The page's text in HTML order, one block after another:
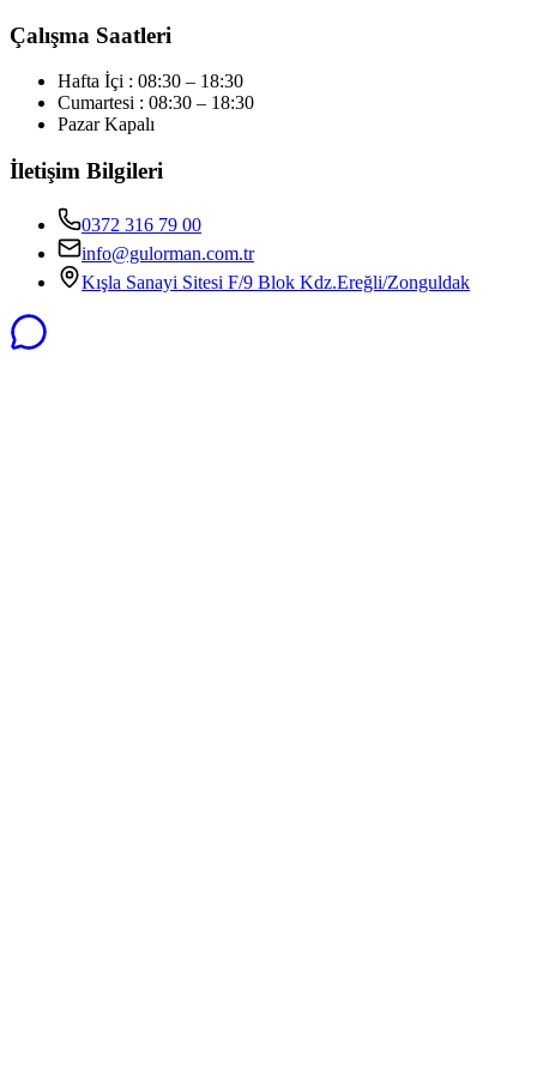
Çalışma Saatleri
Hafta İçi : 08:30 – 18:30
Cumartesi : 08:30 – 18:30
Pazar Kapalı
İletişim Bilgileri
0372 316 79 00
info@gulorman.com.tr
Kışla Sanayi Sitesi F/9 Blok Kdz.Ereğli/Zonguldak